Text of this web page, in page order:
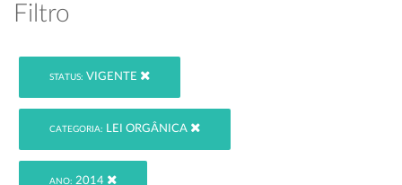
Filtro
STATUS: VIGENTE
CATEGORIA: LEI ORGÂNICA
ANO: 2014